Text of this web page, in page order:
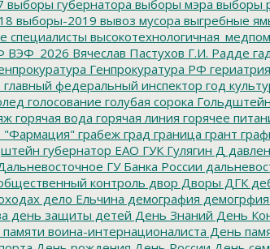
выборы губернатора выборы мэра выборы
выборы-2019 вывоз мусора выгребные
специалисты
ВЭФ_2026 Вячеслав Пастухов Г.И. Радде
Генпрокуратура РФ гериатрия
главный федеральный инспектор год
голосование голубая сорока Гольдштейн
горячая вода горячая линия горячее
"Фармация" грабеж град граница грант
губернатор ЕАО ГУКГулягин Д
ГУ Банка России
контроль двор Дворы ДГК
дело Ельчина демография демогрфия
день защиты детей День Знаний День
воина-интернационалиста День